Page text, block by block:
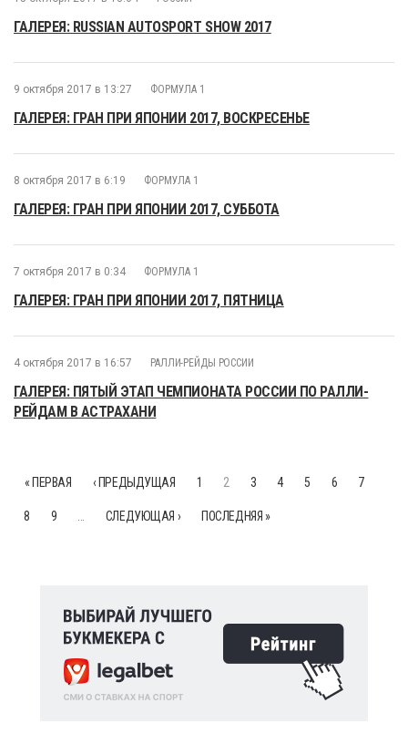
ГАЛЕРЕЯ: RUSSIAN AUTOSPORT SHOW 2017
9 октября 2017 в 13:27 ФОРМУЛА 1
ГАЛЕРЕЯ: ГРАН ПРИ ЯПОНИИ 2017, ВОСКРЕСЕНЬЕ
8 октября 2017 в 6:19 ФОРМУЛА 1
ГАЛЕРЕЯ: ГРАН ПРИ ЯПОНИИ 2017, СУББОТА
7 октября 2017 в 0:34 ФОРМУЛА 1
ГАЛЕРЕЯ: ГРАН ПРИ ЯПОНИИ 2017, ПЯТНИЦА
4 октября 2017 в 16:57 РАЛЛИ-РЕЙДЫ РОССИИ
ГАЛЕРЕЯ: ПЯТЫЙ ЭТАП ЧЕМПИОНАТА РОССИИ ПО РАЛЛИ-
РЕЙДАМ В АСТРАХАНИ
« ПЕРВАЯ ‹ ПРЕДЫДУЩАЯ 1 2 3 4 5 6 7
8 9 СЛЕДУЮЩАЯ › ПОСЛЕДНЯЯ »